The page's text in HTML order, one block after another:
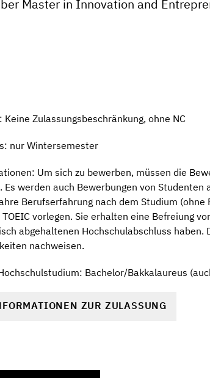
Master in Innovation and
Keine Zulassungsbeschränkung, ohne NC
nur Wintersemester
Um sich zu bewerben, müssen die
Es werden auch Bewerbungen von
Berufserfahrung nach dem Studium
TOEIC vorlegen. Sie erhalten eine Befreiung
abgehaltenen Hochschulabschluss
nachweisen.
Bachelor/Bakkalaureus
ZUR ZULASSUNG